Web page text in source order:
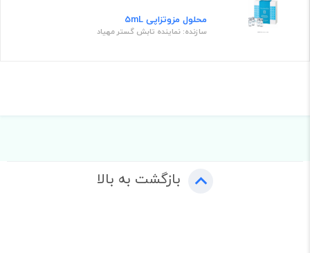
محلول مزوتزاپی 5mL
سازنده: نماینده تابش گستر مهیاد
بازگشت به بالا